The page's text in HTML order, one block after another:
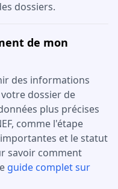
dossiers.
de mon
des informations
dossier de
plus précises
comme l'étape
et le statut
savoir comment
guide complet sur